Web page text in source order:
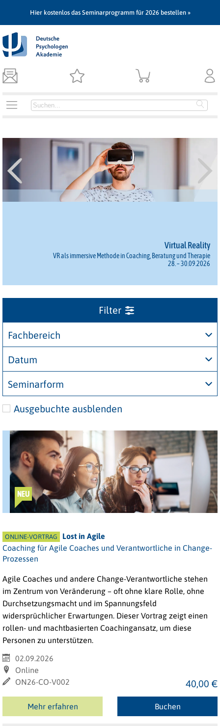
Hier kostenlos das Seminarprogramm für 2026 bestellen »
Virtual Reality
VR als immersive Methode in Coaching, Beratung und Therapie
28. – 30.09.2026
Fachbereich
Datum
Seminarform
Ausgebuchte ausblenden
NEU
ONLINE-VORTRAG
Lost in Agile
Coaching für Agile Coaches und Verantwortliche in Change-
Prozessen
Agile Coaches und andere Change-Verantwortliche stehen
im Zentrum von Veränderung – oft ohne klare Rolle, ohne
Durchsetzungsmacht und im Spannungsfeld
widersprüchlicher Erwartungen. Dieser Vortrag zeigt einen
rollen- und machtbasierten Coachingansatz, um diese
Personen zu unterstützen.
02.09.2026
Online
ON26-CO-V002
40,00 €
Mehr erfahren Buchen